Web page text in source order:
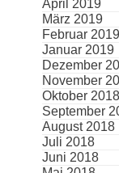
April 2019
März 2019
Februar 2019
Januar 2019
Dezember
November
Oktober 2018
September
August 2018
Juli 2018
Juni 2018